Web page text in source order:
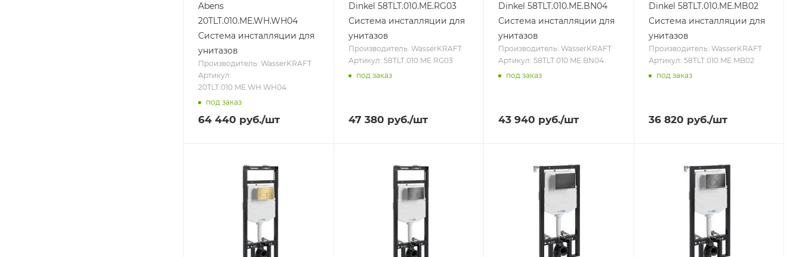
Abens
20TLT.010.ME.WH.WH04
Система инсталляции для
унитазов
Производитель: WasserKRAFT
Артикул:
20TLT.010.ME.WH.WH04
под заказ
64 440 руб./шт
Dinkel 58TLT.010.ME.RG03
Система инсталляции для
унитазов
Производитель: WasserKRAFT
Артикул: 58TLT.010.ME.RG03
под заказ
47 380 руб./шт
Dinkel 58TLT.010.ME.BN04
Система инсталляции для
унитазов
Производитель: WasserKRAFT
Артикул: 58TLT.010.ME.BN04
под заказ
43 940 руб./шт
Dinkel 58TLT.010.ME.MB02
Система инсталляции для
унитазов
Производитель: WasserKRAFT
Артикул: 58TLT.010.ME.MB02
под заказ
36 820 руб./шт